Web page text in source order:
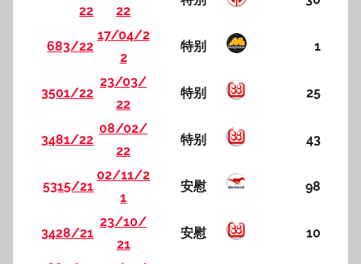
22
22
683/22
17/04/2
2
特别 1
3501/22
23/03/
22
特别 25
3481/22
08/02/
22
特别 43
5315/21
02/11/2
1
安慰 98
3428/21
23/10/
21
安慰 10